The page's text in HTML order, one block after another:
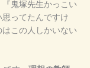
鬼塚先生かっこい
ってたんですけ
この人しかいない